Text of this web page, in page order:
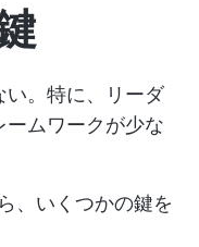
い。特に、リーダ
ムワークが少な
、いくつかの鍵を